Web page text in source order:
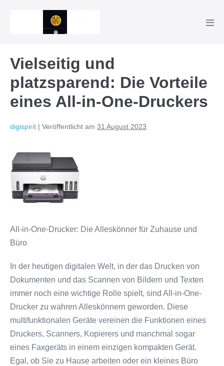
Vielseitig und
platzsparend: Die Vorteile
eines All-in-One-Druckers
digispirit | Veröffentlicht am 31 August 2023
All-in-One-Drucker: Die Alleskönner für Zuhause und
Büro
In der heutigen digitalen Welt, in der das Drucken von
Dokumenten und das Scannen von Bildern und Texten
immer noch eine wichtige Rolle spielt, sind All-in-One-
Drucker zu wahren Alleskönnern geworden. Diese
multifunktionalen Geräte vereinen die Funktionen eines
Druckers, Scanners, Kopierers und manchmal sogar
eines Faxgeräts in einem einzigen kompakten Gerät.
Egal, ob Sie zu Hause arbeiten oder ein kleines Büro